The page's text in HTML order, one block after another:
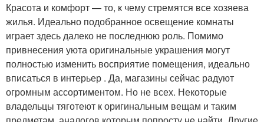
Красота и комфорт — то, к чему стремятся все хозяева
жилья. Идеально подобранное освещение комнаты
играет здесь далеко не последнюю роль. Помимо
привнесения уюта оригинальные украшения могут
полностью изменить восприятие помещения, идеально
вписаться в интерьер . Да, магазины сейчас радуют
огромным ассортиментом. Но не всех. Некоторые
владельцы тяготеют к оригинальным вещам и таким